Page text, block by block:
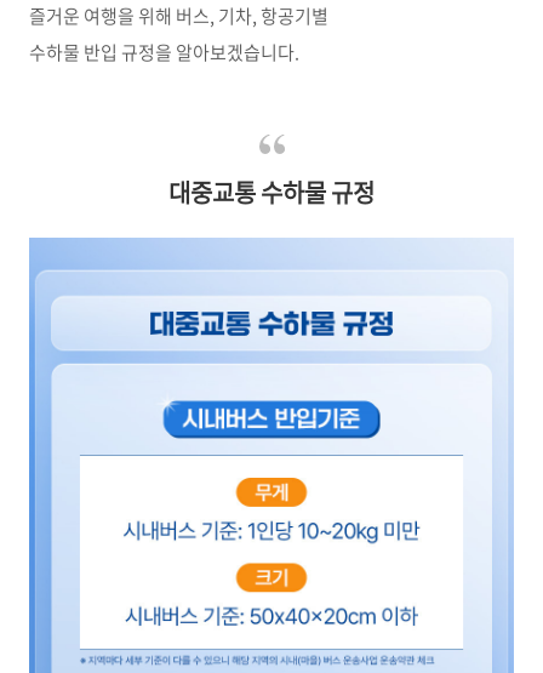
즐거운 여행을 위해 버스, 기차, 항공기별
수하물 반입 규정을 알아보겠습니다.
대중교통 수하물 규정